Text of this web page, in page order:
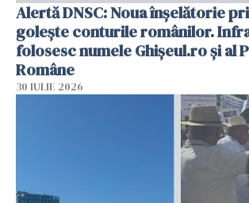
Alertă DNSC: Noua înșelătorie
golește conturile românilor.
folosesc numele Ghișeul.ro și al
Române
30 IULIE 2026